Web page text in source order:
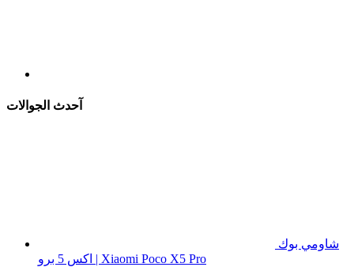
آحدث الجوالات
شاومي بوك
اكس 5 برو | Xiaomi Poco X5 Pro